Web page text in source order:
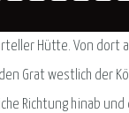
Hütte. Von dort
Grat westlich der
Richtung hinab